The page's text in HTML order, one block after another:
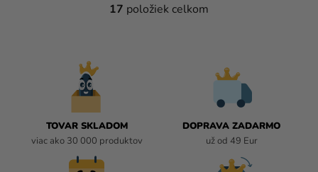
O
17 položiek celkom
TOVAR SKLADOM
viac ako 30 000 produktov
DOPRAVA ZADARMO
už od 49 Eur